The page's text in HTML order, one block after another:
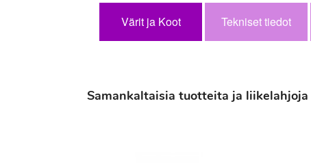
Värit ja Koot Tekniset tiedot
Samankaltaisia tuotteita ja liikelahjoja